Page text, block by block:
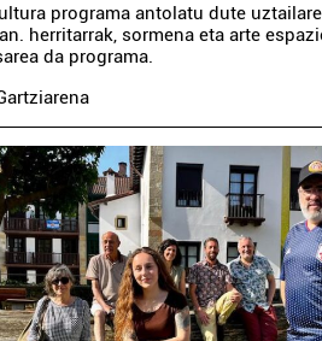
programa antolatu dute
herritarrak, sormena eta arte
da programa.